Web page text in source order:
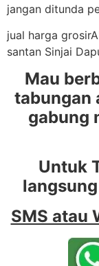
jangan ditunda
jual harga
santan Sinjai
Mau
tabungan
gabung
Untuk
SMS atau